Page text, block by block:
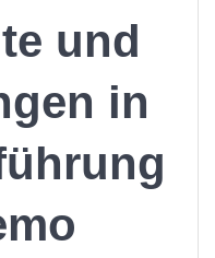
und
in